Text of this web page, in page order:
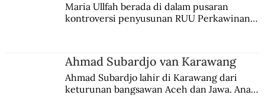
Maria Ullfah berada di dalam pusaran
kontroversi penyusunan RUU Perkawinan.
Ahmad Subardjo van Karawang
Ahmad Subardjo lahir di Karawang dari
keturunan bangsawan Aceh dan Jawa. Anak